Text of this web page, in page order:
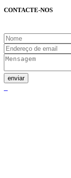
CONTACTE-NOS